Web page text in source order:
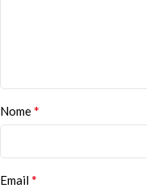
Nome*
Email*